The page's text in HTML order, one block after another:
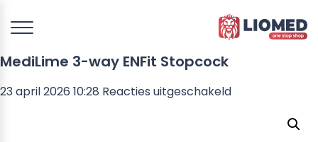
MediLime 3-way ENFit Stopcock
23 april 2026 10:28 Reacties uitgeschakeldvoor